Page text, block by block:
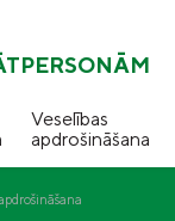
Veselības
apdrošināšana